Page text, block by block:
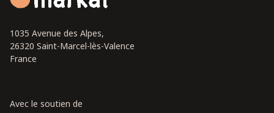
1035 Avenue des Alpes,
26320 Saint-Marcel-lès-Valence
France
Avec le soutien de